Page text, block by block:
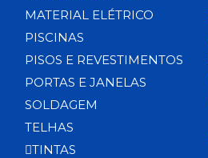
MATERIAL ELÉTRICO
PISCINAS
PISOS E REVESTIMENTOS
PORTAS E JANELAS
SOLDAGEM
TELHAS
TINTAS